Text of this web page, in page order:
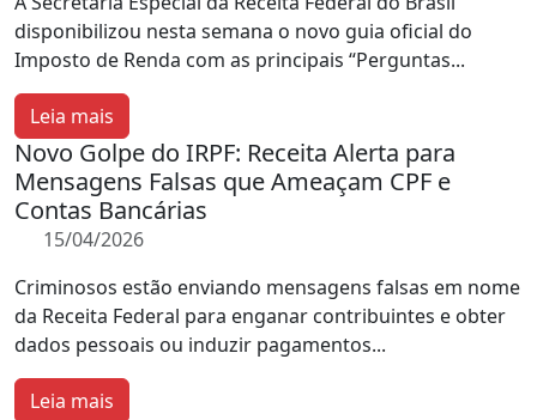
disponibilizou nesta semana o novo guia oficial do
Imposto de Renda com as principais “Perguntas...
Leia mais
Novo Golpe do IRPF: Receita Alerta para
Mensagens Falsas que Ameaçam CPF e
Contas Bancárias
15/04/2026
Criminosos estão enviando mensagens falsas em nome
da Receita Federal para enganar contribuintes e obter
dados pessoais ou induzir pagamentos...
Leia mais